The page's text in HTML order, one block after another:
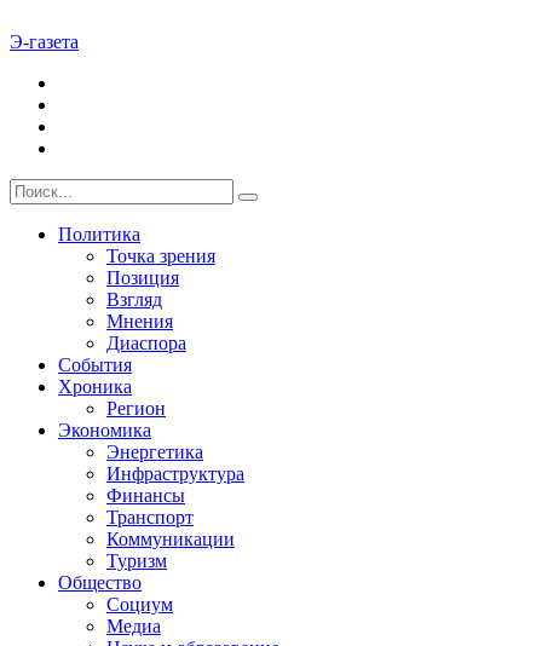
Э-газета
Политика
Точка зрения
Позиция
Взгляд
Мнения
Диаспора
События
Хроника
Регион
Экономика
Энергетика
Инфраструктура
Финансы
Транспорт
Коммуникации
Туризм
Общество
Социум
Медиа